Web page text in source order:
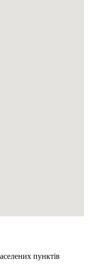
пунктів